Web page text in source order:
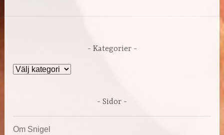
Kategorier
Kategorier
Sidor
Om Snigel